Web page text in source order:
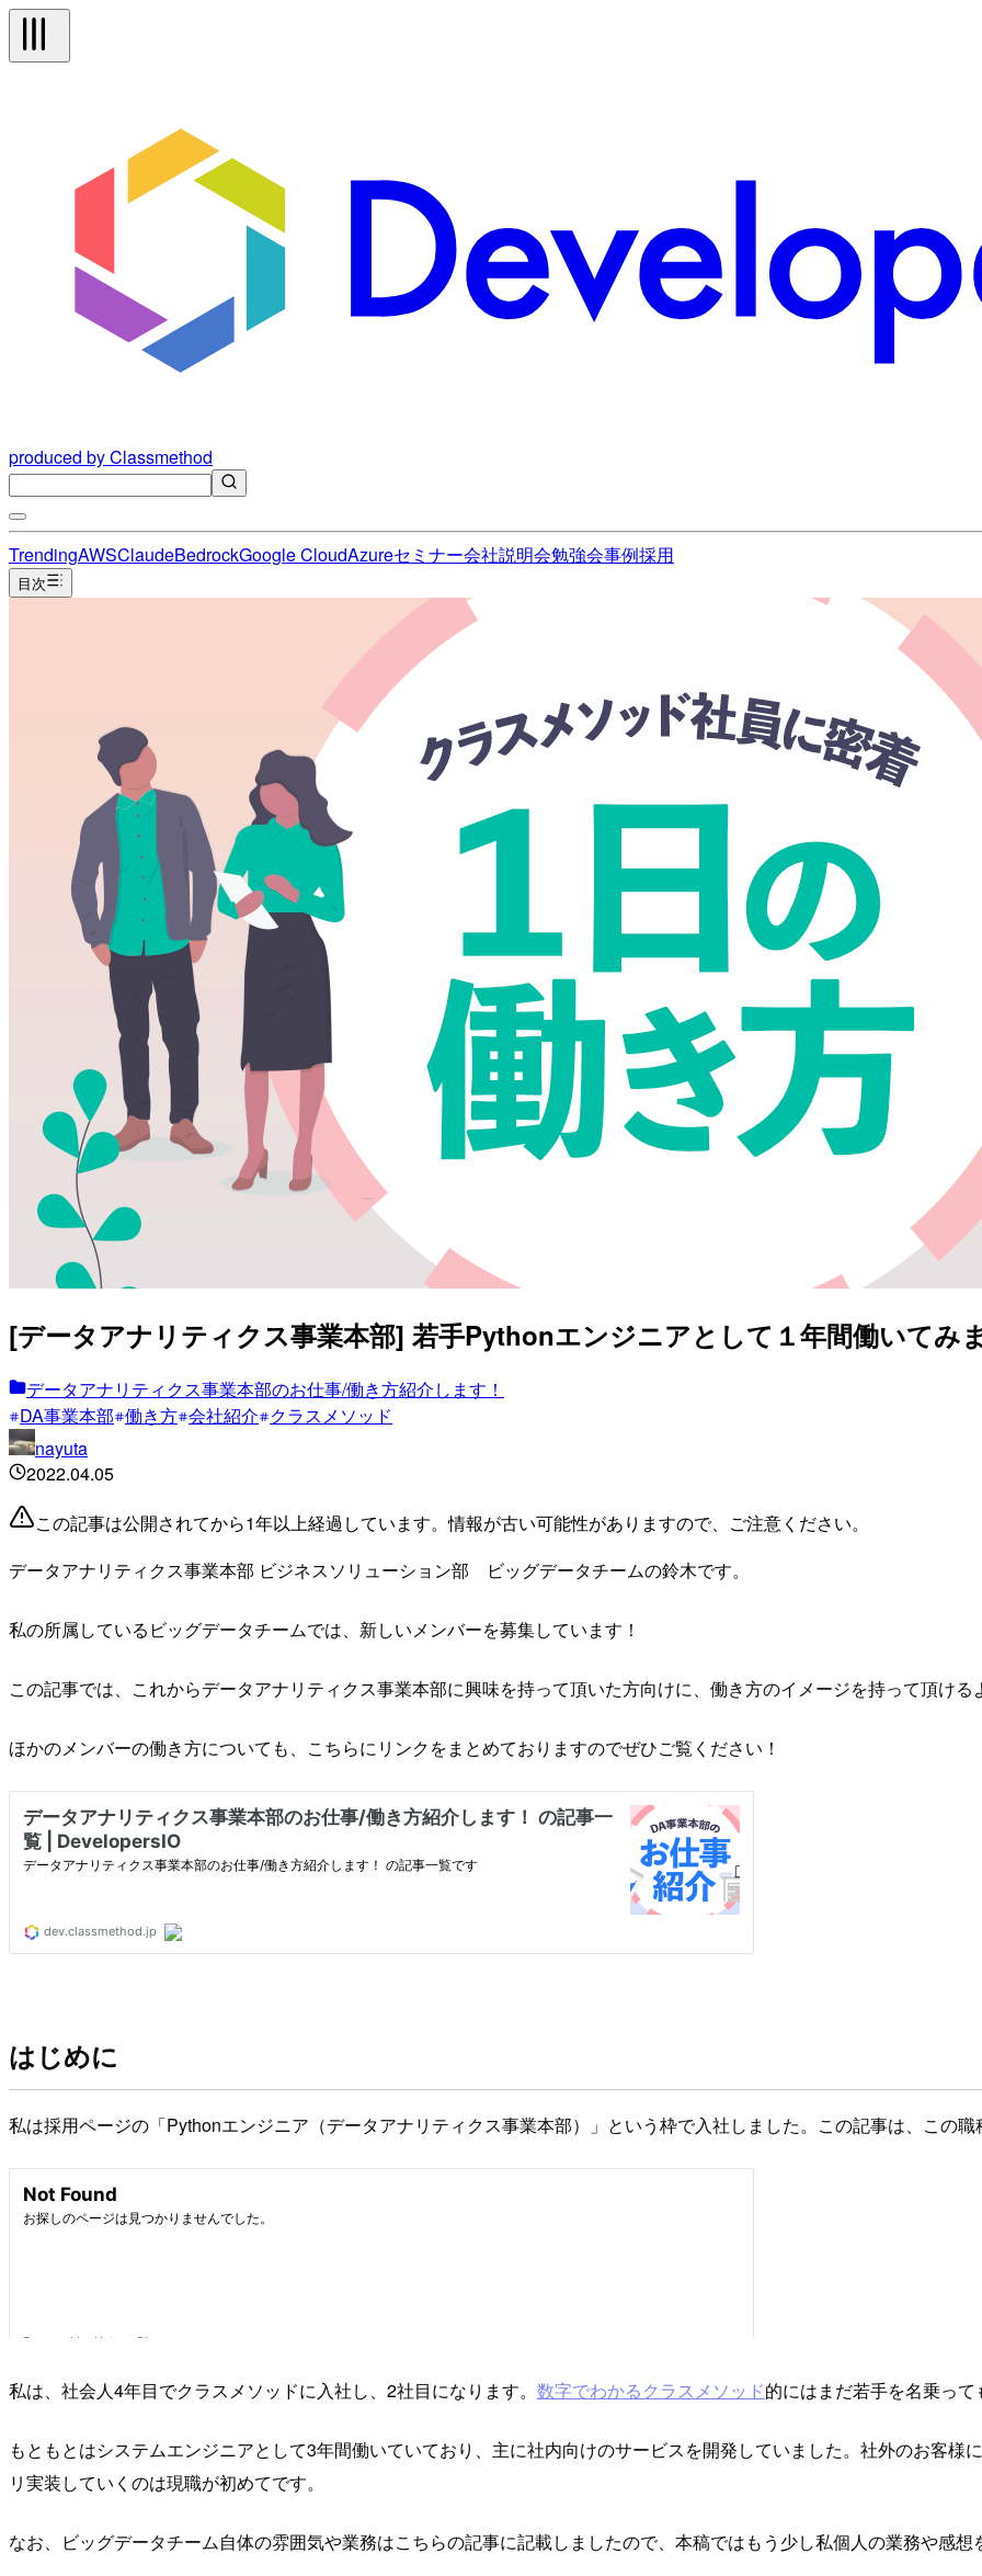
produced by Classmethod
TrendingAWSClaudeBedrockGoogle CloudAzureセミナー会社説明会勉強会事例採用
目次
[データアナリティクス事業本部] 若手Pythonエンジニアとして１年間働いてみ
データアナリティクス事業本部のお仕事/働き方紹介します！
DA事業本部 働き方 会社紹介 クラスメソッド
nayuta
2022.04.05
この記事は公開されてから1年以上経過しています。情報が古い可能性がありますので、ご注意ください。
データアナリティクス事業本部 ビジネスソリューション部 ビッグデータチームの鈴木です。
私の所属しているビッグデータチームでは、新しいメンバーを募集しています！
この記事では、これからデータアナリティクス事業本部に興味を持って頂いた方向けに、働き方のイメージを持って頂け
ほかのメンバーの働き方についても、こちらにリンクをまとめておりますのでぜひご覧ください！
はじめに
私は採用ページの「Pythonエンジニア（データアナリティクス事業本部）」という枠で入社しました。この記事は、この
私は、社会人4年目でクラスメソッドに入社し、2社目になります。 数字でわかるクラスメソッド的にはまだ若手を名乗っ
もともとはシステムエンジニアとして3年間働いていており、主に社内向けのサービスを開発していました。社外のお客
リ実装していくのは現職が初めてです。
なお、ビッグデータチーム自体の雰囲気や業務はこちらの記事に記載しましたので、本稿ではもう少し私個人の業務や感